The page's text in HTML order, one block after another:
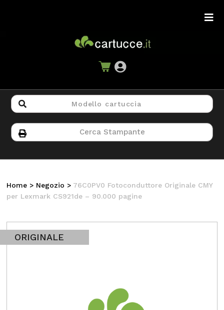
Home > Negozio > 76C0PV0 Fotoconduttore Originale CMY
per Lexmark CS921de – 90.000 pagine
ORIGINALE